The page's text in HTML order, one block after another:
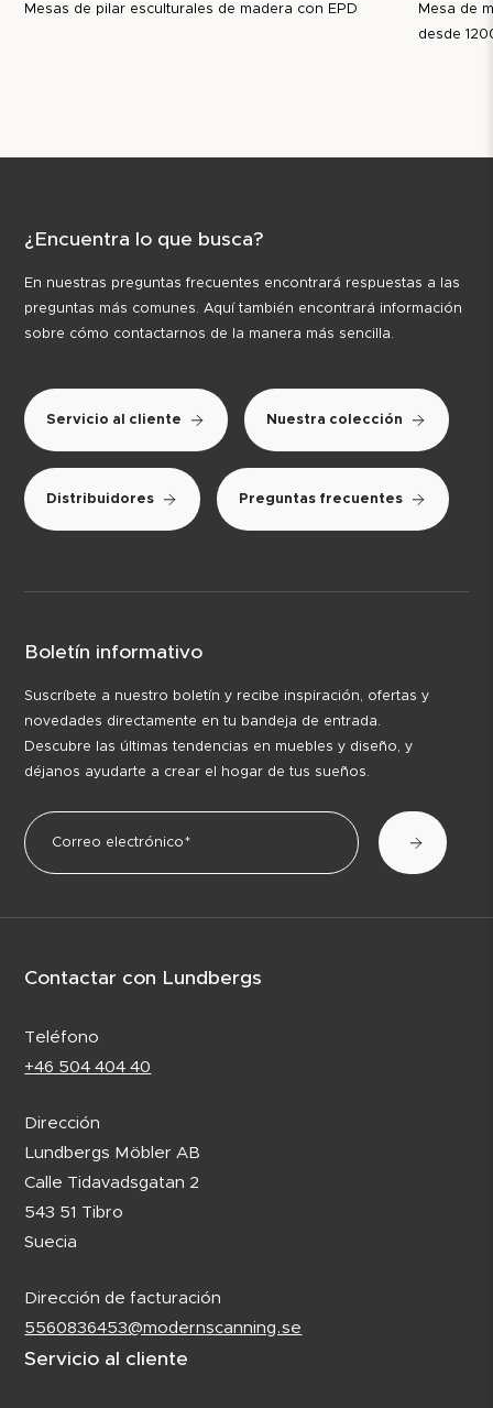
Mesas de pilar esculturales de madera con EPD
Mesa de
desde
¿Encuentra lo que busca?
En nuestras preguntas frecuentes encontrará respuestas a las
preguntas más comunes. Aquí también encontrará información
sobre cómo contactarnos de la manera más sencilla.
Servicio al cliente Nuestra colección
Distribuidores Preguntas frecuentes
Boletín informativo
Suscríbete a nuestro boletín y recibe inspiración, ofertas y
novedades directamente en tu bandeja de entrada.
Descubre las últimas tendencias en muebles y diseño, y
déjanos ayudarte a crear el hogar de tus sueños.
Contactar con Lundbergs
Teléfono
+46 504 404 40
Dirección
Lundbergs Möbler AB
Calle Tidavadsgatan 2
543 51 Tibro
Suecia
Dirección de facturación
5560836453@modernscanning.se
Servicio al cliente